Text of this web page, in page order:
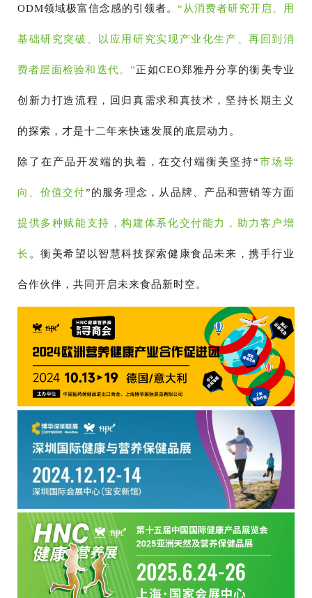
ODM领域极富信念感的引领者。 “从消费者研究开启、用
基础研究突破、以应用研究实现产业化生产、再回到消
费者层面检验和迭代。”正如CEO郑雅丹分享的衡美专业
创新力打造流程，回归真需求和真技术，坚持长期主义
的探索，才是十二年来快速发展的底层动力。
除了在产品开发端的执着，在交付端衡美坚持“市场导
向、价值交付”的服务理念，从品牌、产品和营销等方面
提供多种赋能支持，构建体系化交付能力，助力客户增
长 。衡美希望以智慧科技探索健康食品未来，携手行业
合作伙伴，共同开启未来食品新时空。